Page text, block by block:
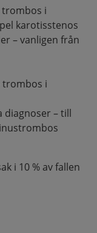
trombos i
karotisstenos
– vanligen från
trombos i
diagnoser – till
i 10 % av fallen